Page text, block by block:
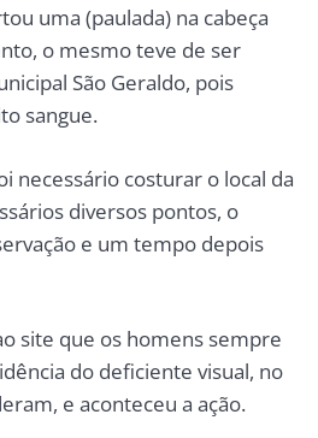
uma (paulada) na cabeça
o mesmo teve de ser
São Geraldo, pois
sangue.
necessário costurar o local da
diversos pontos, o
e um tempo depois
site que os homens sempre
do deficiente visual, no
e aconteceu a ação.